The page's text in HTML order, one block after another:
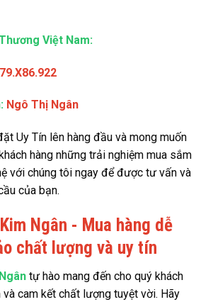
Việt Nam:
Ngô Thị Ngân
Uy Tín lên hàng đầu và mong muốn
hàng những trải nghiệm mua sắm
với chúng tôi ngay để được tư vấn và
của bạn.
Ngân - Mua hàng dễ
chất lượng và uy tín
tự hào mang đến cho quý khách
và cam kết chất lượng tuyệt vời. Hãy